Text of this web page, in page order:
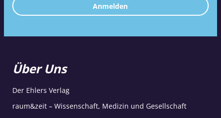
Anmelden
Über Uns
Der Ehlers Verlag
raum&zeit – Wissenschaft, Medizin und Gesellschaft